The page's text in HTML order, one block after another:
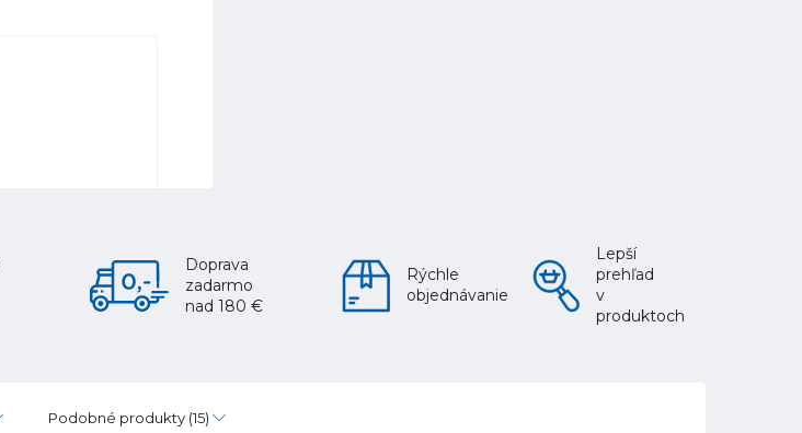
Doprava
zadarmo
nad 180 €
Rýchle
objednávanie
Lepší
prehľad
v
produktoch
Podobné produkty (15)